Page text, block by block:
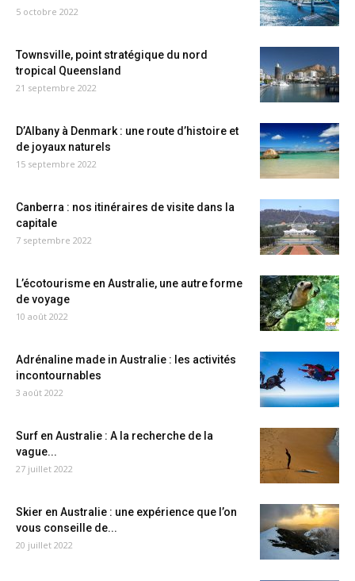
5 octobre 2022
Townsville, point stratégique du nord
tropical Queensland
21 septembre 2022
D’Albany à Denmark : une route d’histoire et
de joyaux naturels
15 septembre 2022
Canberra : nos itinéraires de visite dans la
capitale
7 septembre 2022
L’écotourisme en Australie, une autre forme
de voyage
10 août 2022
Adrénaline made in Australie : les activités
incontournables
3 août 2022
Surf en Australie : A la recherche de la
vague...
27 juillet 2022
Skier en Australie : une expérience que l’on
vous conseille de...
20 juillet 2022